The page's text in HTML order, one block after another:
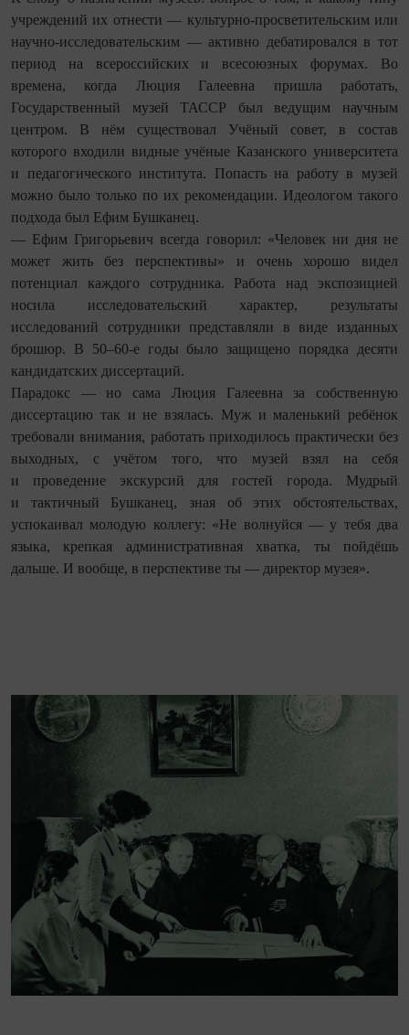
учреждений их отнести — культурно-просветительским или
научно-исследовательским — активно дебатировался в тот
период на всероссийских и всесоюзных форумах. Во
времена, когда Люция Галеевна пришла работать,
Государственный музей ТАССР был ведущим научным
центром. В нём существовал Учёный совет, в состав
которого входили видные учёные Казанского университета
и педагогического института. Попасть на работу в музей
можно было только по их рекомендации. Идеологом такого
подхода был Ефим Бушканец.
— Ефим Григорьевич всегда говорил: «Человек ни дня не
может жить без перспективы» и очень хорошо видел
потенциал каждого сотрудника. Работа над экспозицией
носила исследовательский характер, результаты
исследований сотрудники представляли в виде изданных
брошюр. В 50–60-е годы было защищено порядка десяти
кандидатских диссертаций.
Парадокс — но сама Люция Галеевна за собственную
диссертацию так и не взялась. Муж и маленький ребёнок
требовали внимания, работать приходилось практически без
выходных, с учётом того, что музей взял на себя
и проведение экскурсий для гостей города. Мудрый
и тактичный Бушканец, зная об этих обстоятельствах,
успокаивал молодую коллегу: «Не волнуйся — у тебя два
языка, крепкая административная хватка, ты пойдёшь
дальше. И вообще, в перспективе ты — директор музея».